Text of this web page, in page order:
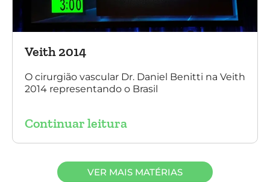
Veith 2014
O cirurgião vascular Dr. Daniel Benitti na Veith
2014 representando o Brasil
Continuar leitura
VER MAIS MATÉRIAS